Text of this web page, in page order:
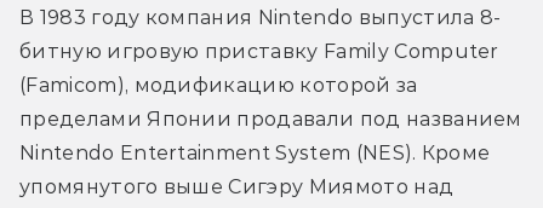
В 1983 году компания Nintendo выпустила 8-
битную игровую приставку Family Computer
(Famiсom), модификацию которой за
пределами Японии продавали под названием
Nintendo Entertainment System (NES). Кроме
упомянутого выше Сигэру Миямото над